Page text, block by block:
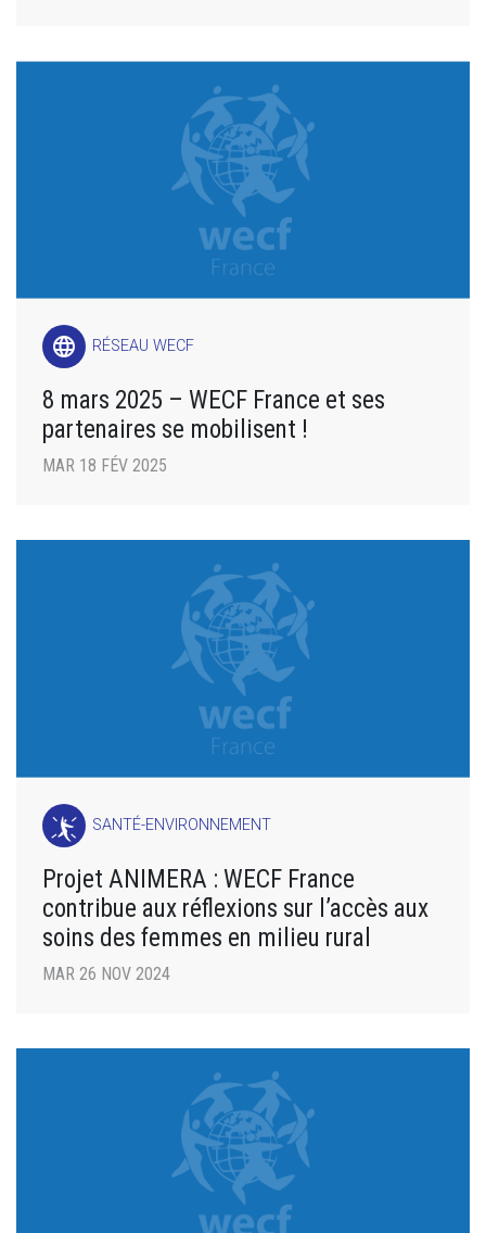
language RÉSEAU WECF
8 mars 2025 – WECF France et ses
partenaires se mobilisent !
MAR 18 FÉV 2025
SANTÉ-ENVIRONNEMENT
Projet ANIMERA : WECF France
contribue aux réflexions sur l’accès aux
soins des femmes en milieu rural
MAR 26 NOV 2024